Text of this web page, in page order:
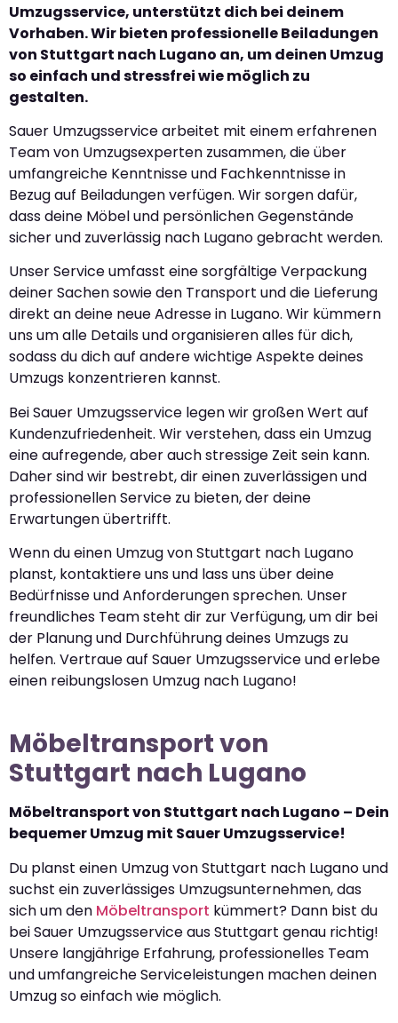
Umzugsservice, unterstützt dich bei deinem
Vorhaben. Wir bieten professionelle Beiladungen
von Stuttgart nach Lugano an, um deinen Umzug
so einfach und stressfrei wie möglich zu
gestalten.
Sauer Umzugsservice arbeitet mit einem erfahrenen
Team von Umzugsexperten zusammen, die über
umfangreiche Kenntnisse und Fachkenntnisse in
Bezug auf Beiladungen verfügen. Wir sorgen dafür,
dass deine Möbel und persönlichen Gegenstände
sicher und zuverlässig nach Lugano gebracht werden.
Unser Service umfasst eine sorgfältige Verpackung
deiner Sachen sowie den Transport und die Lieferung
direkt an deine neue Adresse in Lugano. Wir kümmern
uns um alle Details und organisieren alles für dich,
sodass du dich auf andere wichtige Aspekte deines
Umzugs konzentrieren kannst.
Bei Sauer Umzugsservice legen wir großen Wert auf
Kundenzufriedenheit. Wir verstehen, dass ein Umzug
eine aufregende, aber auch stressige Zeit sein kann.
Daher sind wir bestrebt, dir einen zuverlässigen und
professionellen Service zu bieten, der deine
Erwartungen übertrifft.
Wenn du einen Umzug von Stuttgart nach Lugano
planst, kontaktiere uns und lass uns über deine
Bedürfnisse und Anforderungen sprechen. Unser
freundliches Team steht dir zur Verfügung, um dir bei
der Planung und Durchführung deines Umzugs zu
helfen. Vertraue auf Sauer Umzugsservice und erlebe
einen reibungslosen Umzug nach Lugano!
Möbeltransport von
Stuttgart nach Lugano
Möbeltransport von Stuttgart nach Lugano – Dein
bequemer Umzug mit Sauer Umzugsservice!
Du planst einen Umzug von Stuttgart nach Lugano und
suchst ein zuverlässiges Umzugsunternehmen, das
sich um den Möbeltransport kümmert? Dann bist du
bei Sauer Umzugsservice aus Stuttgart genau richtig!
Unsere langjährige Erfahrung, professionelles Team
und umfangreiche Serviceleistungen machen deinen
Umzug so einfach wie möglich.